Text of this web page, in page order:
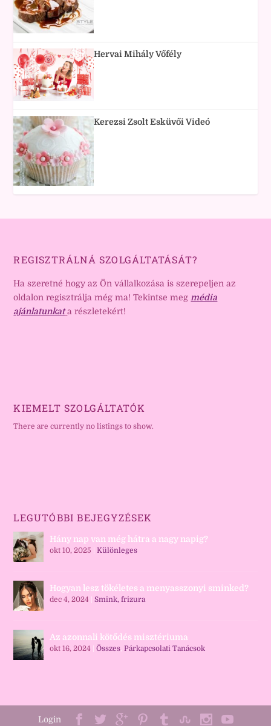
Hervai Mihály Vőfély
Kerezsi Zsolt Esküvői Videó
REGISZTRÁLNÁ SZOLGÁLTATÁSÁT?
Ha szeretné hogy az Ön vállalkozása is szerepeljen az
oldalon regisztrálja még ma! Tekintse meg média
ajánlatunkat a részletekért!
KIEMELT SZOLGÁLTATÓK
There are currently no listings to show.
LEGUTÓBBI BEJEGYZÉSEK
Hány nap van még hátra a nagy napig?
okt 10, 2025 |Különleges
Hogyan lesz tökéletes a menyasszonyi sminked?
dec 4, 2024 |Smink, frizura
Az azonnali kötődés misztériuma
okt 16, 2024 |Összes,Párkapcsolati Tanácsok
Login